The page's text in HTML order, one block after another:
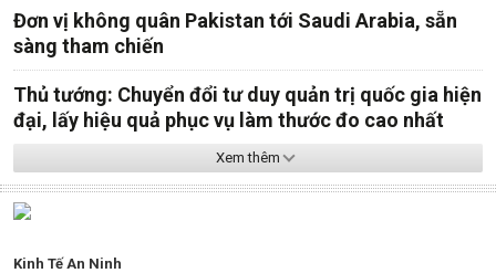
Đơn vị không quân Pakistan tới Saudi Arabia, sẵn
sàng tham chiến
Thủ tướng: Chuyển đổi tư duy quản trị quốc gia hiện
đại, lấy hiệu quả phục vụ làm thước đo cao nhất
Xem thêm
Kinh Tế An Ninh